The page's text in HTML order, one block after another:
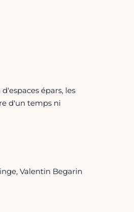
épars, les
d'un temps ni
Valentin Begarin